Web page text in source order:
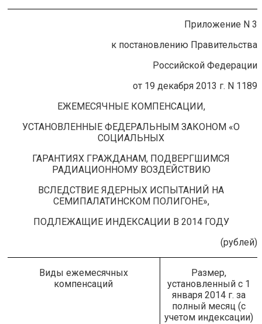
Приложение N 3
к постановлению Правительства
Российской Федерации
от 19 декабря 2013 г. N 1189
ЕЖЕМЕСЯЧНЫЕ КОМПЕНСАЦИИ,
УСТАНОВЛЕННЫЕ ФЕДЕРАЛЬНЫМ ЗАКОНОМ «О
СОЦИАЛЬНЫХ
ГАРАНТИЯХ ГРАЖДАНАМ, ПОДВЕРГШИМСЯ
РАДИАЦИОННОМУ ВОЗДЕЙСТВИЮ
ВСЛЕДСТВИЕ ЯДЕРНЫХ ИСПЫТАНИЙ НА
СЕМИПАЛАТИНСКОМ ПОЛИГОНЕ»,
ПОДЛЕЖАЩИЕ ИНДЕКСАЦИИ В 2014 ГОДУ
(рублей)
Виды ежемесячных
компенсаций
Размер,
установленный с 1
января 2014 г. за
полный месяц (с
учетом индексации)